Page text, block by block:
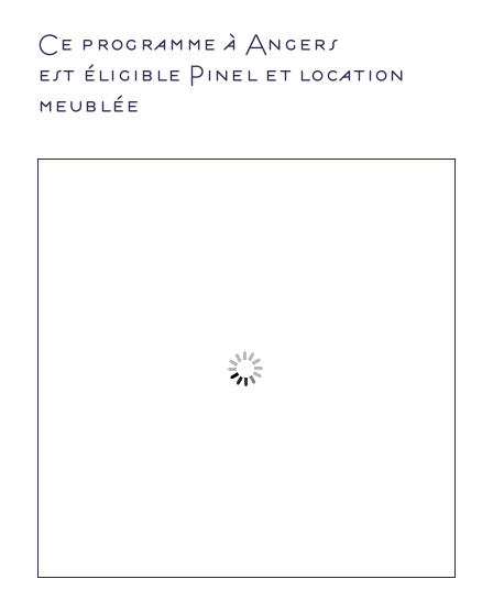
Ce programme à Angers
est éligible Pinel et location
meublée